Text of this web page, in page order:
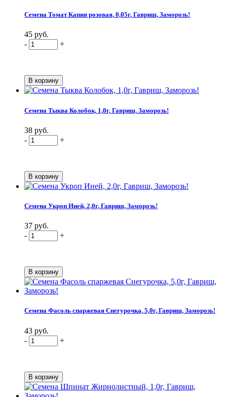
Семена Томат Капия розовая, 0,05г, Гавриш, Заморозь!
45 руб.
-
+
Семена Тыква Колобок, 1,0г, Гавриш, Заморозь!
38 руб.
-
+
Семена Укроп Иней, 2,0г, Гавриш, Заморозь!
37 руб.
-
+
Семена Фасоль спаржевая Снегурочка, 5,0г, Гавриш, Заморозь!
43 руб.
-
+